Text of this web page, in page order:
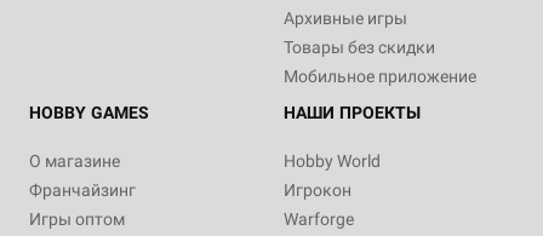
Архивные игры
Товары без скидки
Мобильное приложение
HOBBY GAMES
О магазине
Франчайзинг
Игры оптом
НАШИ ПРОЕКТЫ
Hobby World
Игрокон
Warforge